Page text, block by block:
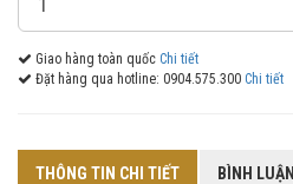
Giao hàng toàn quốc Chi tiết
Đặt hàng qua hotline: 0904.575.300 Chi tiết
THÔNG TIN CHI TIẾT BÌNH LUẬN